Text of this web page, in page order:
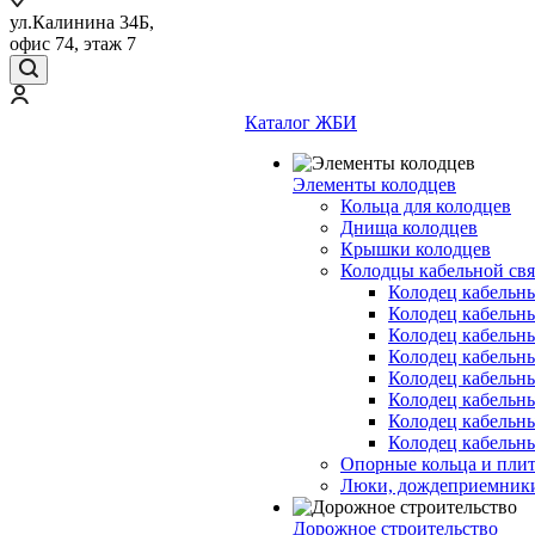
ул.Калинина 34Б,
офис 74, этаж 7
Каталог ЖБИ
Элементы колодцев
Кольца для колодцев
Днища колодцев
Крышки колодцев
Колодцы кабельной
Колодец
Колодец
Колодец
Колодец
Колодец
Колодец
Колодец
Колодец
Опорные кольца и
Люки,
Дорожное строительство